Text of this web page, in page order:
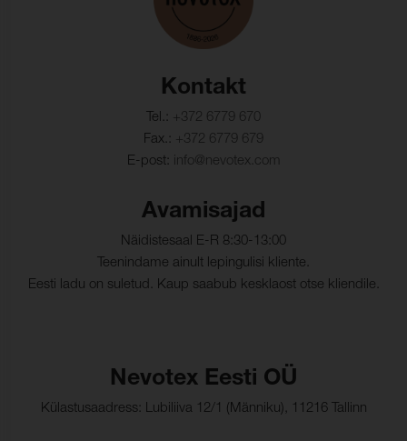
Kontakt
Tel.: +372 6779 670
Fax.: +372 6779 679
E-post: info@nevotex.com
Avamisajad
Näidistesaal E-R 8:30-13:00
Teenindame ainult lepingulisi kliente.
Eesti ladu on suletud. Kaup saabub kesklaost otse kliendile.
Nevotex Eesti OÜ
Külastusaadress: Lubiliiva 12/1 (Männiku), 11216 Tallinn